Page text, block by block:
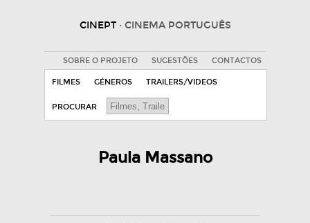
CINEPT · CINEMA PORTUGUÊS
SOBRE O PROJETO SUGESTÕES CONTACTOS
FILMES GÉNEROS TRAILERS/VIDEOS
PROCURAR
Paula Massano